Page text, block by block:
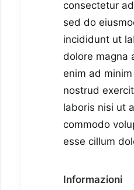
consectetur
sed do
incididunt ut
dolore magna
enim ad
nostrud
laboris nisi ut
commodo
esse cillum
Informazioni